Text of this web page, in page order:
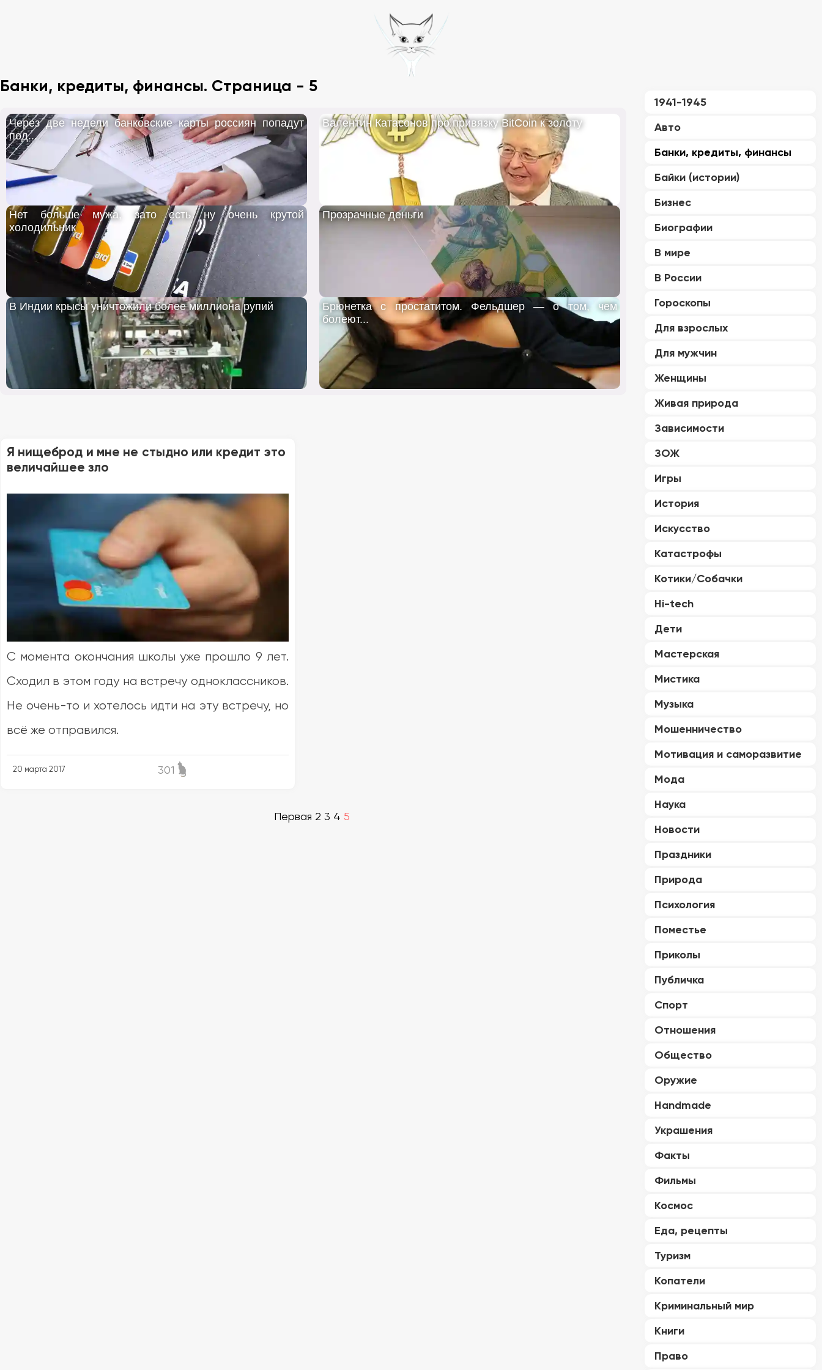
1941-1945
Авто
Банки, кредиты, финансы
Байки (истории)
Бизнес
Биографии
В мире
В России
Гороскопы
Для взрослых
Для мужчин
Женщины
Живая природа
Зависимости
ЗОЖ
Игры
История
Искусство
Катастрофы
Котики/Собачки
Hi-tech
Дети
Мастерская
Мистика
Музыка
Мошенничество
Мотивация и саморазвитие
Мода
Наука
Новости
Праздники
Природа
Психология
Поместье
Приколы
Публичка
Спорт
Отношения
Общество
Оружие
Handmade
Украшения
Факты
Фильмы
Космос
Еда, рецепты
Туризм
Копатели
Криминальный мир
Книги
Право
Банки, кредиты, финансы. Страница - 5
Через две недели банковские карты россиян попадут
под...
Валентин Катасонов про привязку BitCoin к золоту
Нет больше мужа, зато есть ну очень крутой
холодильник
Прозрачные деньги
В Индии крысы уничтожили более миллиона рупий
Брюнетка с простатитом. Фельдшер — о том, чем
болеют...
Я нищеброд и мне не стыдно или кредит это
величайшее зло
С момента окончания школы уже прошло 9 лет.
Сходил в этом году на встречу одноклассников.
Не очень-то и хотелось идти на эту встречу, но
всё же отправился.
301
20 марта 2017
Первая 2 3 4 5